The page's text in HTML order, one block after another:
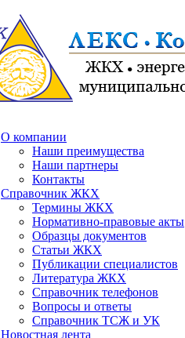
О компании
Наши преимущества
Наши партнеры
Контакты
Справочник ЖКХ
Термины ЖКХ
Нормативно-правовые акты
Образцы документов
Статьи ЖКХ
Публикации специалистов
Литература ЖКХ
Справочник телефонов
Вопросы и ответы
Справочник ТСЖ и УК
Новостная лента